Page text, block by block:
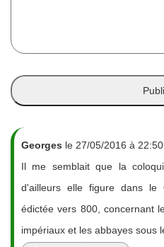
Georges le 27/05/2016 à 22:50
Il me semblait que la
d'ailleurs elle figure dans le
édictée vers 800, concernant
impériaux et les abbayes sous